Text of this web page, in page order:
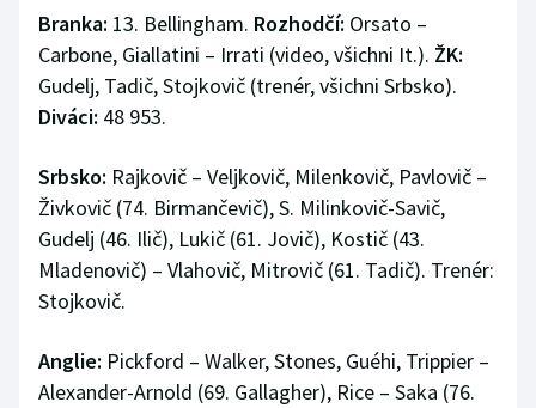
Branka: 13. Bellingham. Rozhodčí: Orsato –
Carbone, Giallatini – Irrati (video, všichni It.). ŽK:
Gudelj, Tadič, Stojkovič (trenér, všichni Srbsko).
Diváci: 48 953.
Srbsko: Rajkovič – Veljkovič, Milenkovič, Pavlovič –
Živkovič (74. Birmančevič), S. Milinkovič-Savič,
Gudelj (46. Ilič), Lukič (61. Jovič), Kostič (43.
Mladenovič) – Vlahovič, Mitrovič (61. Tadič). Trenér:
Stojkovič.
Anglie: Pickford – Walker, Stones, Guéhi, Trippier –
Alexander-Arnold (69. Gallagher), Rice – Saka (76.